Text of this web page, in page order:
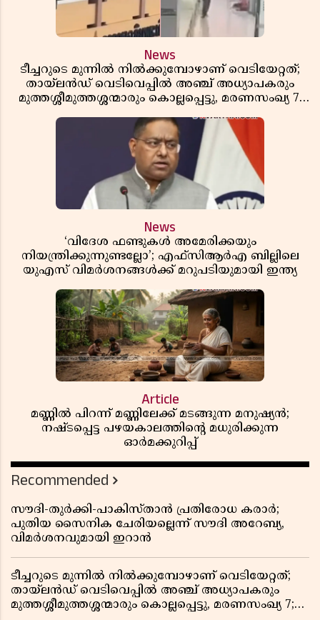
News
ടീച്ചറുടെ മുന്നിൽ നിൽക്കുമ്പോഴാണ് വെടിയേറ്റത്;
തായ്‌ലൻഡ് വെടിവെപ്പിൽ അഞ്ച് അധ്യാപകരും
മുത്തശ്ശീമുത്തശ്ശന്മാരും കൊല്ലപ്പെട്ടു, മരണസംഖ്യ 7;
News
‘വിദേശ ഫണ്ടുകൾ അമേരിക്കയും
നിയന്ത്രിക്കുന്നുണ്ടല്ലോ’; എഫ്സിആർഎ ബില്ലിലെ
യുഎസ് വിമർശനങ്ങൾക്ക് മറുപടിയുമായി ഇന്ത്യ
Article
മണ്ണിൽ പിറന്ന് മണ്ണിലേക്ക് മടങ്ങുന്ന മനുഷ്യൻ;
നഷ്ടപ്പെട്ട പഴയകാലത്തിൻ്റെ മധുരിക്കുന്ന
ഓർമക്കുറിപ്പ്
Recommended
സൗദി-തുർക്കി-പാകിസ്താൻ പ്രതിരോധ കരാർ;
പുതിയ സൈനിക ചേരിയല്ലെന്ന് സൗദി അറേബ്യ,
വിമർശനവുമായി ഇറാൻ
ടീച്ചറുടെ മുന്നിൽ നിൽക്കുമ്പോഴാണ് വെടിയേറ്റത്;
തായ്‌ലൻഡ് വെടിവെപ്പിൽ അഞ്ച് അധ്യാപകരും
മുത്തശ്ശീമുത്തശ്ശന്മാരും കൊല്ലപ്പെട്ടു, മരണസംഖ്യ 7;